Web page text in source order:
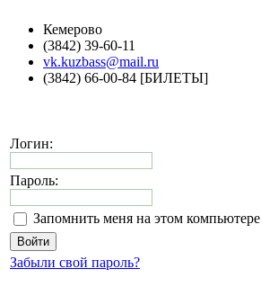
Кемерово
(3842) 39-60-11
vk.kuzbass@mail.ru
(3842) 66-00-84 [БИЛЕТЫ]
Логин:
Пароль:
Запомнить меня на этом компьютере
Забыли свой пароль?